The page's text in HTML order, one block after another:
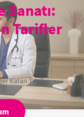
Sanatı:
Tarifler
Katan Tarifler